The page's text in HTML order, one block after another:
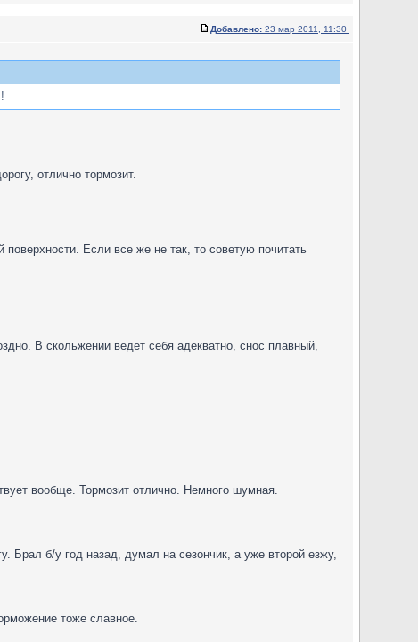
Добавлено: 23 мар 2011, 11:30
отлично тормозит.
Если все же не так, то советую почитать
В скольжении ведет себя адекватно, снос плавный,
вообще. Тормозит отлично. Немного шумная.
Брал б/у год назад, думал на сезончик, а уже второй езжу,
тоже славное.